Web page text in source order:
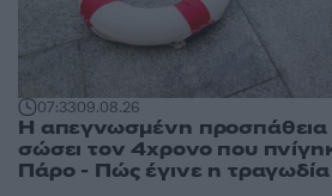
07:3309.08.26
Η απεγνωσμένη
σώσει τον 4χρονο που
Πάρο - Πώς έγινε η τραγωδία